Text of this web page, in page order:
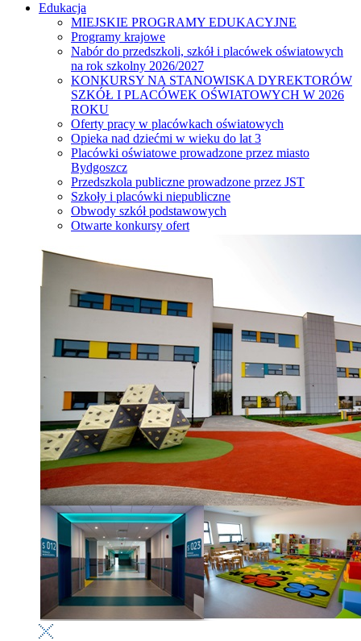
Edukacja
MIEJSKIE PROGRAMY EDUKACYJNE
Programy krajowe
Nabór do przedszkoli, szkół i placówek oświatowych
na rok szkolny 2026/2027
KONKURSY NA STANOWISKA DYREKTORÓW
SZKÓŁ I PLACÓWEK OŚWIATOWYCH W 2026
ROKU
Oferty pracy w placówkach oświatowych
Opieka nad dziećmi w wieku do lat 3
Placówki oświatowe prowadzone przez miasto
Bydgoszcz
Przedszkola publiczne prowadzone przez JST
Szkoły i placówki niepubliczne
Obwody szkół podstawowych
Otwarte konkursy ofert